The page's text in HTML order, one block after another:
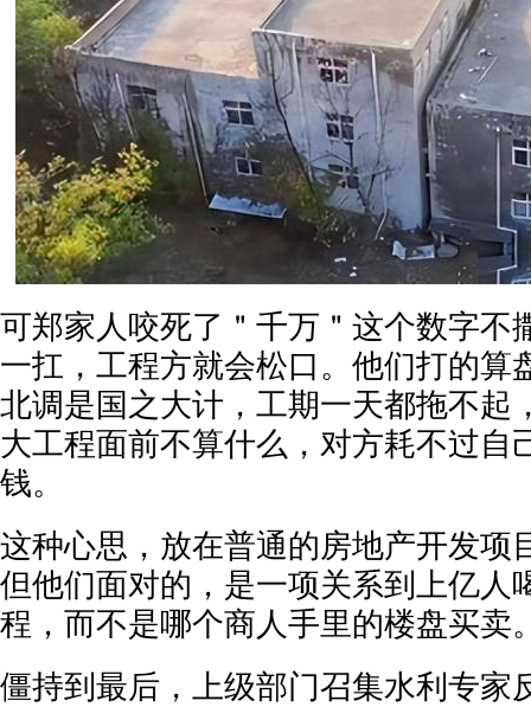
可郑家人咬死了＂千万＂这个数字不
一扛，工程方就会松口。他们打的算
北调是国之大计，工期一天都拖不起
大工程面前不算什么，对方耗不过自
钱。
这种心思，放在普通的房地产开发项
但他们面对的，是一项关系到上亿人
程，而不是哪个商人手里的楼盘买卖
僵持到最后，上级部门召集水利专家